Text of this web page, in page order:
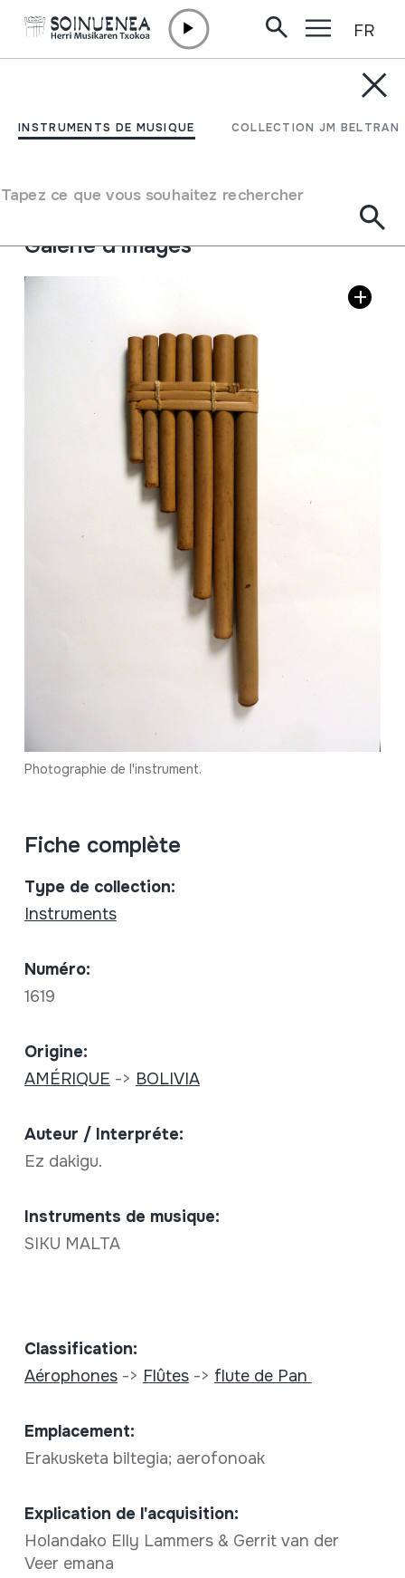
INSTRUMENTS DE MUSIQUE COLLECTION JM BELTRAN
Tapez ce que vous souhaitez rechercher
FR
SIKU MALTA
Type d'instrument de musique
Aérophones
Galerie d'images
Photographie de l'instrument.
Fiche complète
Type de collection:
Instruments
Numéro:
1619
Origine:
AMÉRIQUE -> BOLIVIA
Auteur / Interpréte:
Ez dakigu.
Instruments de musique:
SIKU MALTA
Classification:
Aérophones-> Flûtes-> flute de Pan
Emplacement:
Erakusketa biltegia; aerofonoak
Explication de l'acquisition:
Holandako Elly Lammers & Gerrit van der
Veer emana